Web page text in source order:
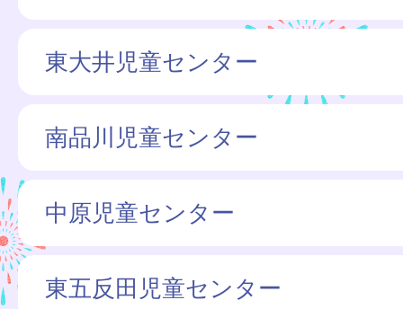
東大井児童センター
南品川児童センター
中原児童センター
東五反田児童センター